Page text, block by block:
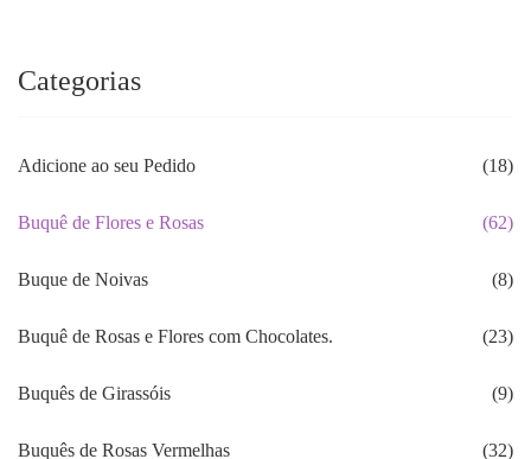
Categorias
Adicione ao seu Pedido (18)
Buquê de Flores e Rosas (62)
Buque de Noivas (8)
Buquê de Rosas e Flores com Chocolates. (23)
Buquês de Girassóis (9)
Buquês de Rosas Vermelhas (32)